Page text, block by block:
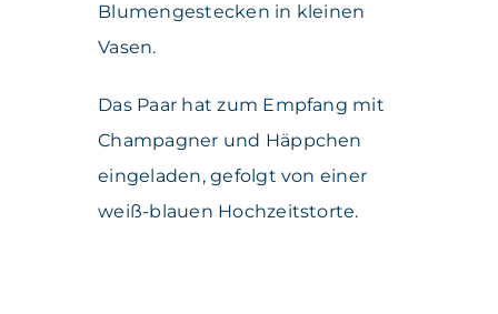
Blumengestecken in kleinen
Vasen.
Das Paar hat zum Empfang mit
Champagner und Häppchen
eingeladen, gefolgt von einer
weiß-blauen Hochzeitstorte.